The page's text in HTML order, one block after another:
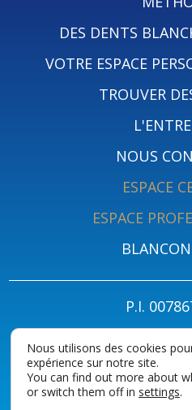
DES DENTS
VOTRE ESPACE
TROUVER
NOUS
ESPACE
ESPACE
P.I.
PRIVACY POLICY FOR PATIENTS
COOKIES
Nous utilisons des cookies
expérience sur notre site.
You can find out more about
or switch them off in settings.